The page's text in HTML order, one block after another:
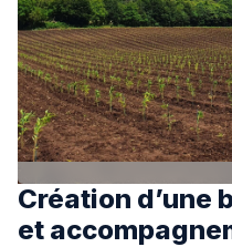
Création d’une
et